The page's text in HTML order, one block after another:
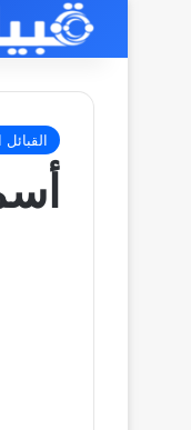
القبائل